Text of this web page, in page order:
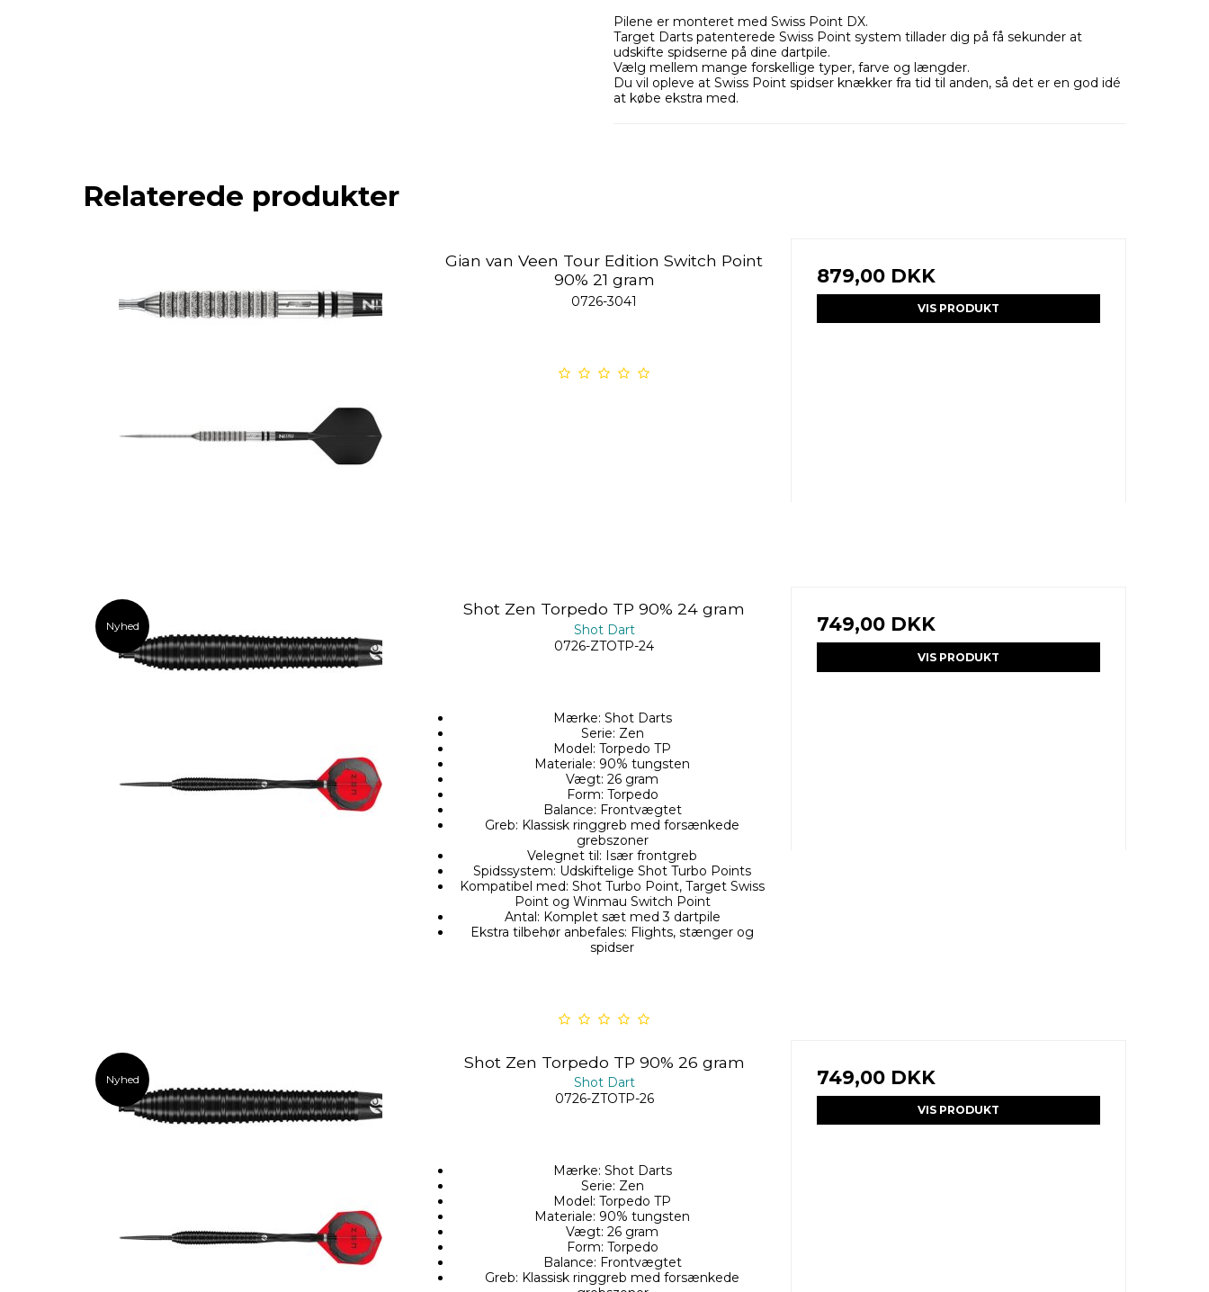
Pilene er monteret med Swiss Point DX.
Target Darts patenterede Swiss Point system tillader dig på få sekunder at
udskifte spidserne på dine dartpile.
Vælg mellem mange forskellige typer, farve og længder.
Du vil opleve at Swiss Point spidser knækker fra tid til anden, så det er en god idé
at købe ekstra med.
Relaterede produkter
Gian van Veen Tour Edition Switch Point
90% 21 gram
0726-3041
879,00 DKK
VIS PRODUKT
Nyhed
Shot Zen Torpedo TP 90% 24 gram
Shot Dart
0726-ZTOTP-24
Mærke: Shot Darts
Serie: Zen
Model: Torpedo TP
Materiale: 90% tungsten
Vægt: 26 gram
Form: Torpedo
Balance: Frontvægtet
Greb: Klassisk ringgreb med forsænkede
grebszoner
Velegnet til: Især frontgreb
Spidssystem: Udskiftelige Shot Turbo Points
Kompatibel med: Shot Turbo Point, Target Swiss
Point og Winmau Switch Point
Antal: Komplet sæt med 3 dartpile
Ekstra tilbehør anbefales: Flights, stænger og
spidser
749,00 DKK
VIS PRODUKT
Nyhed
Shot Zen Torpedo TP 90% 26 gram
Shot Dart
0726-ZTOTP-26
Mærke: Shot Darts
Serie: Zen
Model: Torpedo TP
Materiale: 90% tungsten
Vægt: 26 gram
Form: Torpedo
Balance: Frontvægtet
Greb: Klassisk ringgreb med forsænkede
749,00 DKK
VIS PRODUKT